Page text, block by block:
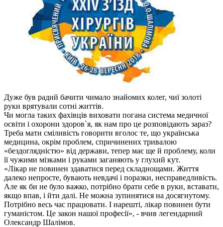
Дуже був радий бачити чимало знайомих колег, чиї золоті
руки врятували сотні життів.
Чи могла таких фахівців виховати погана система медичної
освіти і охорони здоров`я, як нам про це розповідають зараз?
Треба мати сміливість говорити вголос те, що українська
медицина, окрім проблем, спричинених тривалою
«бездоглядністю» від держави, тепер має ще й проблему, коли
її чужими мізками і руками заганяють у глухий кут.
«Лікар не повинен здаватися перед складнощами. Життя
далеко непросте, бувають невдачі і поразки, несправедливість.
Але як би не було важко, потрібно брати себе в руки, вставати,
якщо впав, і йти далі. Не можна зупинятися на досягнутому.
Потрібно весь час працювати. І нарешті, лікар повинен бути
гуманістом. Це закон нашої професії», - вчив легендарний
Олександр Шалімов.